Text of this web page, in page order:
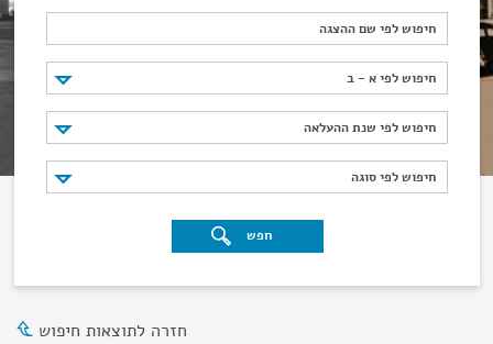
חיפוש לפי שם ההצגה
חיפוש לפי א - ב
חיפוש לפי א - ב
חיפוש לפי שנת ההעלאה
חיפוש לפי שנת ההעלאה
חיפוש לפי סוגה
חיפוש לפי סוגה
חפש
חזרה לתוצאות חיפוש